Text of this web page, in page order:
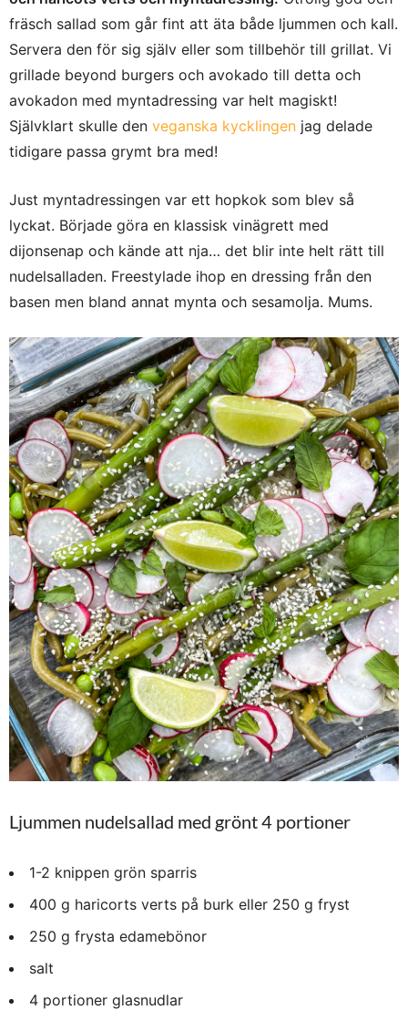
fräsch sallad som går fint att äta både ljummen och kall.
Servera den för sig själv eller som tillbehör till grillat. Vi
grillade beyond burgers och avokado till detta och
avokadon med myntadressing var helt magiskt!
Självklart skulle den veganska kycklingen jag delade
tidigare passa grymt bra med!
Just myntadressingen var ett hopkok som blev så
lyckat. Började göra en klassisk vinägrett med
dijonsenap och kände att nja… det blir inte helt rätt till
nudelsalladen. Freestylade ihop en dressing från den
basen men bland annat mynta och sesamolja. Mums.
Ljummen nudelsallad med grönt 4 portioner
1-2 knippen grön sparris
400 g haricorts verts på burk eller 250 g fryst
250 g frysta edamebönor
salt
4 portioner glasnudlar